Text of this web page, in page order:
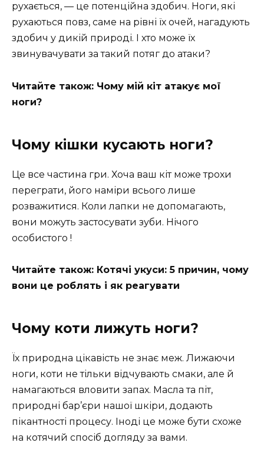
рухається, — це потенційна здобич. Ноги, які
рухаються повз, саме на рівні їх очей, нагадують
здобич у дикій природі. І хто може їх
звинувачувати за такий потяг до атаки?
Читайте також: Чому мій кіт атакує мої
ноги?
Чому кішки кусають ноги?
Це все частина гри. Хоча ваш кіт може трохи
переграти, його наміри всього лише
розважитися. Коли лапки не допомагають,
вони можуть застосувати зуби. Нічого
особистого !
Читайте також: Котячі укуси: 5 причин, чому
вони це роблять і як реагувати
Чому коти лижуть ноги?
Їх природна цікавість не знає меж. Лижаючи
ноги, коти не тільки відчувають смаки, але й
намагаються вловити запах. Масла та піт,
природні бар’єри нашої шкіри, додають
пікантності процесу. Іноді це може бути схоже
на котячий спосіб догляду за вами.